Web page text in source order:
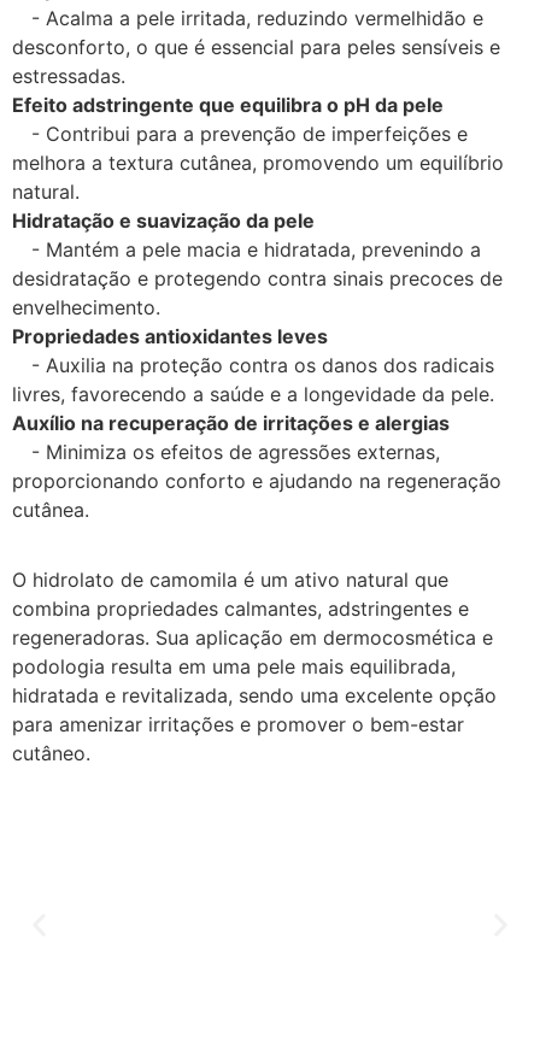
- Acalma a pele irritada, reduzindo vermelhidão e
desconforto, o que é essencial para peles sensíveis e
estressadas.
Efeito adstringente que equilibra o pH da pele
- Contribui para a prevenção de imperfeições e
melhora a textura cutânea, promovendo um equilíbrio
natural.
Hidratação e suavização da pele
- Mantém a pele macia e hidratada, prevenindo a
desidratação e protegendo contra sinais precoces de
envelhecimento.
Propriedades antioxidantes leves
- Auxilia na proteção contra os danos dos radicais
livres, favorecendo a saúde e a longevidade da pele.
Auxílio na recuperação de irritações e alergias
- Minimiza os efeitos de agressões externas,
proporcionando conforto e ajudando na regeneração
cutânea.
O hidrolato de camomila é um ativo natural que
combina propriedades calmantes, adstringentes e
regeneradoras. Sua aplicação em dermocosmética e
podologia resulta em uma pele mais equilibrada,
hidratada e revitalizada, sendo uma excelente opção
para amenizar irritações e promover o bem-estar
cutâneo.